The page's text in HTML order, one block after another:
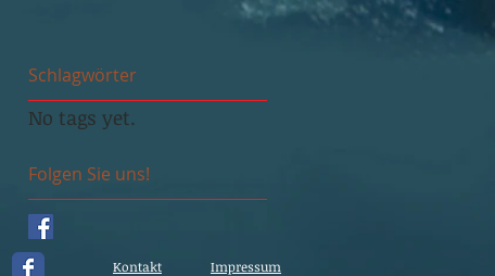
Schlagwörter
No tags yet.
Folgen Sie uns!
Kontakt Impressum